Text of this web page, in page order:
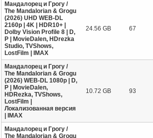
Мандалорец и Грогу /
The Mandalorian & Grogu
(2026) UHD WEB-DL
2160p | 4K | HDR10+ |
Dolby Vision Profile 8 | D,
P | MovieDalen, HDrezka
Studio, TVShows,
LostFilm | IMAX
24.56 GB 67
Мандалорец и Грогу /
The Mandalorian & Grogu
(2026) WEB-DL 1080p | D,
P | MovieDalen,
HDRezka, TVShows,
LostFilm |
Локализованная версия
| IMAX
10.72 GB 93
Мандалорец и Грогу /
The Mandalorian & Grogu